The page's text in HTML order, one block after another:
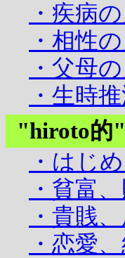
・疾病
・相性
・父母
・生時
"hiroto的
・はじ
・貧富
・貴賎
・恋愛